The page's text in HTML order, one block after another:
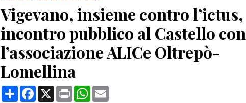
Vigevano, insieme contro l’ictus,
incontro pubblico al Castello con
l’associazione ALICe Oltrepò-
Lomellina
CondividiFacebook
X Print WhatsApp